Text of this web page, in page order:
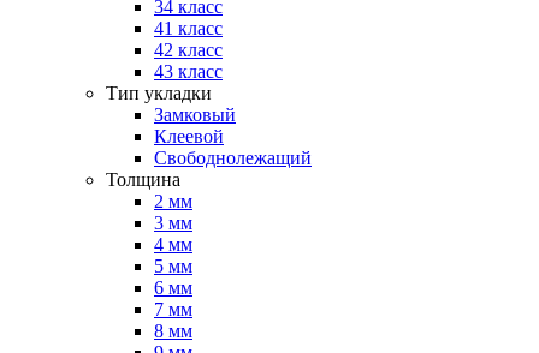
34 класс
41 класс
42 класс
43 класс
Тип укладки
Замковый
Клеевой
Свободнолежащий
Толщина
2 мм
3 мм
4 мм
5 мм
6 мм
7 мм
8 мм